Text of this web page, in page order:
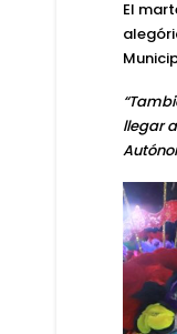
El
llegar